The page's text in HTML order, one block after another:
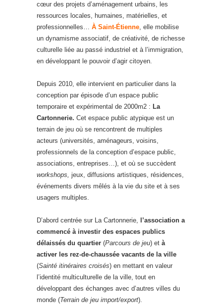
cœur des projets d’aménagement urbains, les
ressources locales, humaines, matérielles, et
professionnelles… À Saint-Étienne, elle mobilise
un dynamisme associatif, de créativité, de richesse
culturelle liée au passé industriel et à l’immigration,
en développant le pouvoir d’agir citoyen.
Depuis 2010, elle intervient en particulier dans la
conception par épisode d’un espace public
temporaire et expérimental de 2000m2 : La
Cartonnerie. Cet espace public atypique est un
terrain de jeu où se rencontrent de multiples
acteurs (universités, aménageurs, voisins,
professionnels de la conception d’espace public,
associations, entreprises…), et où se succèdent
workshops, jeux, diffusions artistiques, résidences,
événements divers mêlés à la vie du site et à ses
usagers multiples.
D’abord centrée sur La Cartonnerie,
l’association a
commencé à investir des espaces publics
délaissés du quartier (Parcours de jeu) et à
activer les rez-de-chaussée vacants de la ville
(Sainté itinéraires croisés) en mettant en valeur
l’identité multiculturelle de la ville, tout en
développant des échanges avec d’autres villes du
monde (Terrain de jeu import/export).